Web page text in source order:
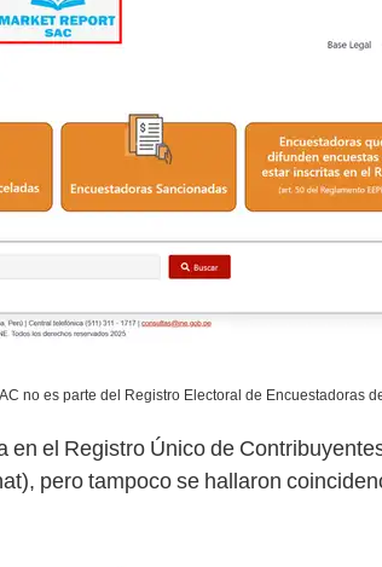
no es parte del Registro Electoral de Encuestadoras
en el Registro Único de
pero tampoco se hallaron